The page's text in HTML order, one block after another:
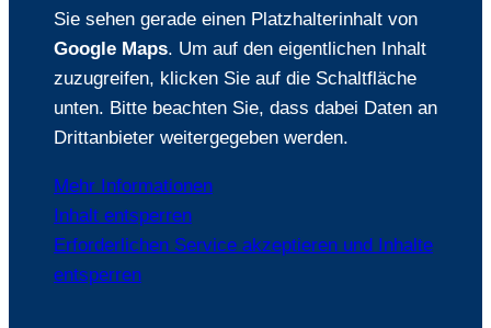
Sie sehen gerade einen Platzhalterinhalt von
Google Maps. Um auf den eigentlichen Inhalt
zuzugreifen, klicken Sie auf die Schaltfläche
unten. Bitte beachten Sie, dass dabei Daten an
Drittanbieter weitergegeben werden.
Mehr Informationen
Inhalt entsperren
Erforderlichen Service akzeptieren und Inhalte
entsperren